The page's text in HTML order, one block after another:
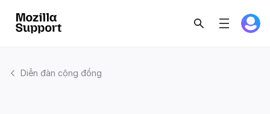
Diễn đàn cộng đồng